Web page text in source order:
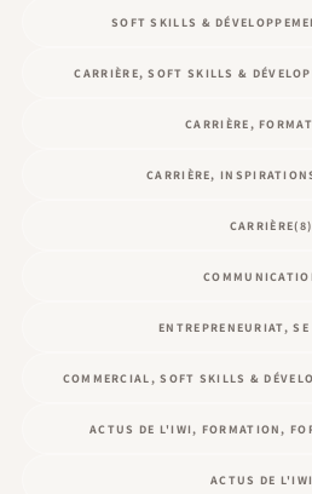
SOFT SKILLS &
CARRIÈRE, SOFT SKILLS &
CARRIÈRE,
CARRIÈRE,
CARRIÈRE(8)
ENTREPRENEURIAT, SE
COMMERCIAL, SOFT SKILLS &
ACTUS DE L'IWI, FORMATION,
ACTUS DE